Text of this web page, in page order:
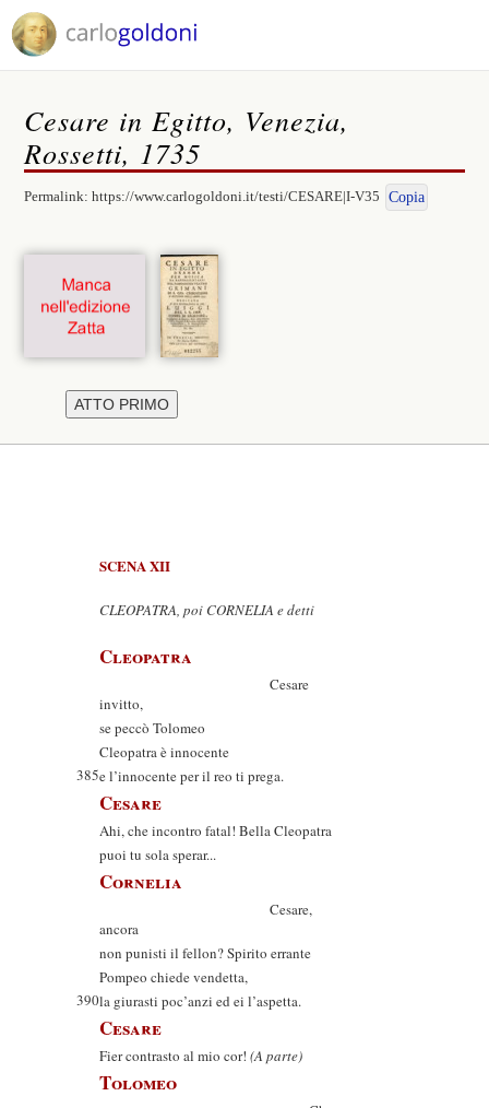
Cesare in Egitto, Venezia,
Rossetti, 1735
Permalink:https://www.carlogoldoni.it/testi/CESARE|I-V35 Copia
SCENA XII
CLEOPATRA, poi CORNELIA e detti
Cleopatra
Cesare
invitto,
se peccò Tolomeo
Cleopatra è innocente
385e l’innocente per il reo ti prega.
Cesare
Ahi, che incontro fatal! Bella Cleopatra
puoi tu sola sperar...
Cornelia
Cesare,
ancora
non punisti il fellon? Spirito errante
Pompeo chiede vendetta,
390la giurasti poc’anzi ed ei l’aspetta.
Cesare
Fier contrasto al mio cor! (A parte)
Tolomeo